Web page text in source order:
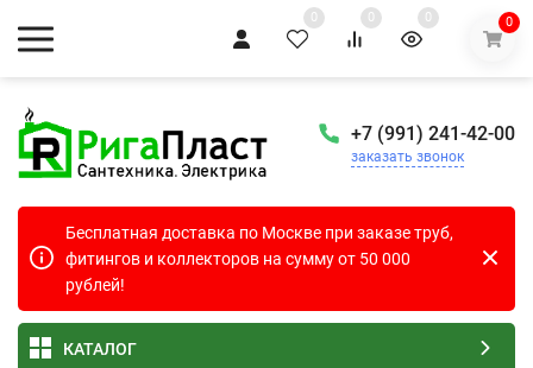
0 0 0 0
+7 (991) 241-42-00
заказать звонок
Бесплатная доставка по Москве при заказе труб,
фитингов и коллекторов на сумму от 50 000
рублей!
КАТАЛОГ